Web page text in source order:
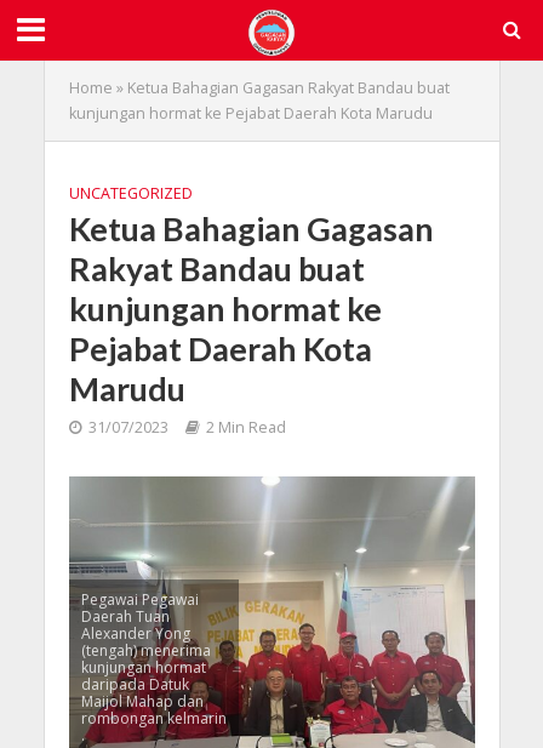
Home » Ketua Bahagian Gagasan Rakyat Bandau buat
kunjungan hormat ke Pejabat Daerah Kota Marudu
UNCATEGORIZED
Ketua Bahagian Gagasan
Rakyat Bandau buat
kunjungan hormat ke
Pejabat Daerah Kota
Marudu
31/07/2023 2 Min Read
Pegawai Pegawai
Daerah Tuan
Alexander Yong
(tengah) menerima
kunjungan hormat
daripada Datuk
Maijol Mahap dan
rombongan kelmarin
.